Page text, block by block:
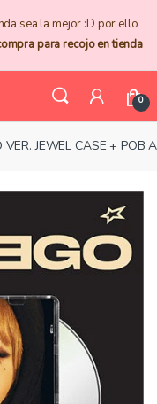
sea la mejor :D por ello
para recojo en tienda
0
VER. JEWEL CASE + POB